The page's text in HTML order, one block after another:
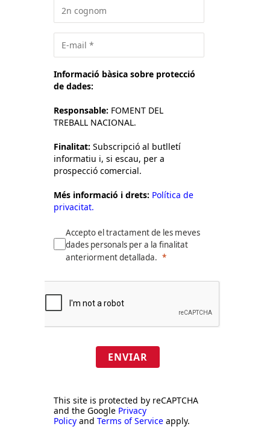
Informació bàsica sobre protecció
de dades:
Responsable: FOMENT DEL
TREBALL NACIONAL.
Finalitat: Subscripció al butlletí
informatiu i, si escau, per a
prospecció comercial.
Més informació i drets: Política de
privacitat.
Accepto el tractament de les meves
dades personals per a la finalitat
anteriorment detallada.
ENVIAR
This site is protected by reCAPTCHA
and the Google Privacy
Policy and Terms of Service apply.